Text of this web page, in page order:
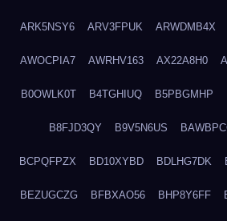
ARK5NSY6 ARV3FPUK ARWDMB4X
AWOCPIA7 AWRHV163 AX22A8H0
B0OWLK0T B4TGHIUQ B5PBGMHP
B8FJD3QY B9V5N6US
BCPQFPZX BD10XYBD BDLHG7DK
BEZUGCZG BFBXAO56 BHP8Y6FF